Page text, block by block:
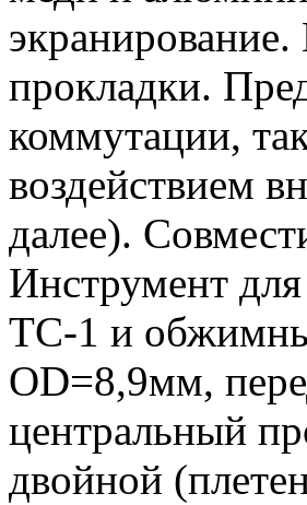
прокладки.
коммутации,
воздействием
далее).
Инструмент
TC-1 и
OD=8,9мм,
центральный
двойной